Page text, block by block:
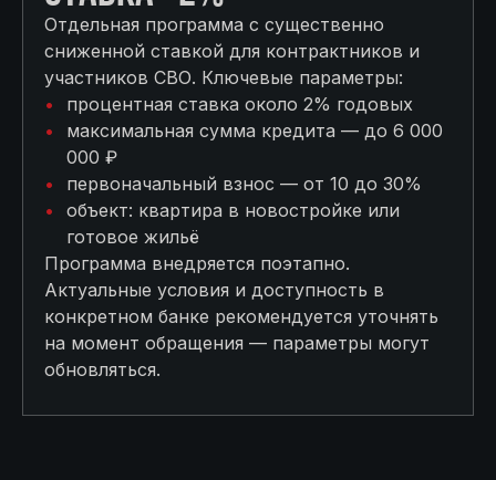
Отдельная программа с существенно
сниженной ставкой для контрактников и
участников СВО. Ключевые параметры:
процентная ставка около 2% годовых
максимальная сумма кредита — до 6 000
000 ₽
первоначальный взнос — от 10 до 30%
объект: квартира в новостройке или
готовое жильё
Программа внедряется поэтапно.
Актуальные условия и доступность в
конкретном банке рекомендуется уточнять
на момент обращения — параметры могут
обновляться.